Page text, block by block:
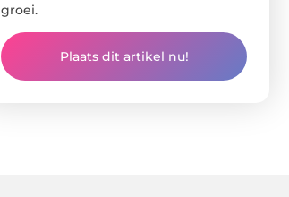
groei.
Plaats dit artikel nu!